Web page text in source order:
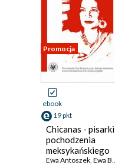
Promocja
ebook
19 pkt
Chicanas - pisarki
pochodzenia
meksykańskiego
Ewa Antoszek, Ewa Barbara Łuczak